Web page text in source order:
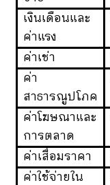
เงินเดือนและ
ค่าแรง
ค่าเช่า
ค่า
สาธารณูปโภค
ค่าโฆษณาและ
การตลาด
ค่าเสื่อมราคา
ค่าใช้จ่ายใน